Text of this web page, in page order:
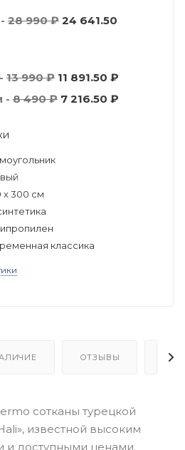
28 990 ₽ 24 641.50
13 990 ₽ 11 891.50 ₽
- 8 490 ₽ 7 216.50 ₽
x 300 см
классика
ОТЗЫВЫ
сотканы турецкой
известной высоким
и доступными ценами.